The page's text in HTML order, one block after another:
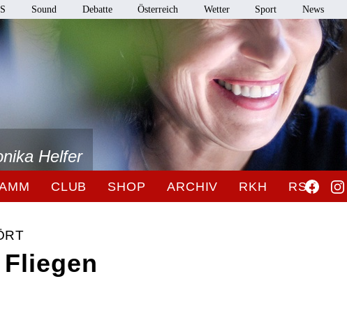
Sound Debatte Österreich Wetter Sport News
Helfer
CLUB SHOP ARCHIV RKH RSO